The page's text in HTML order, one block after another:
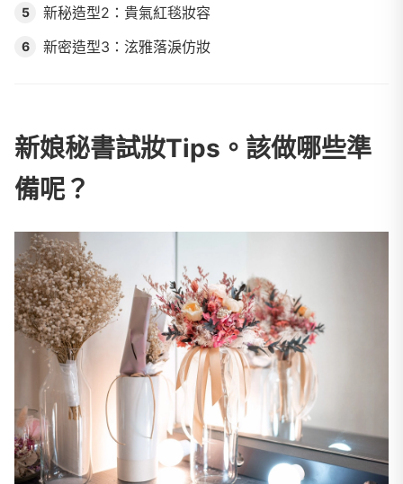
5 新秘造型2：貴氣紅毯妝容
6 新密造型3：泫雅落淚仿妝
新娘秘書試妝Tips。該做哪些準
備呢？